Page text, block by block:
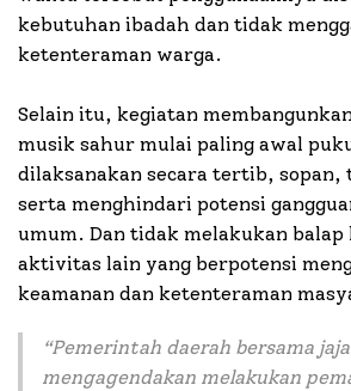
kebutuhan ibadah dan tidak
ketenteraman warga.
Selain itu, kegiatan
musik sahur mulai paling awal
dilaksanakan secara tertib,
serta menghindari potensi
umum. Dan tidak melakukan
aktivitas lain yang berpotensi
keamanan dan ketenteraman
“Pemerintah daerah bersama
mengagendakan melakukan